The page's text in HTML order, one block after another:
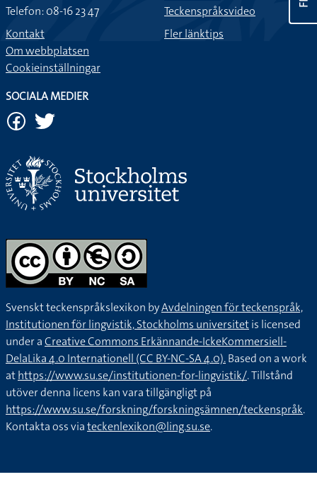
Telefon: 08-16 23 47
Kontakt
Om webbplatsen
Cookieinställningar
Teckenspråksvideo
Fler länktips
SOCIALA MEDIER
Svenskt teckenspråkslexikon byAvdelningen för teckenspråk,
Institutionen för lingvistik, Stockholms universitetis licensed
under aCreative Commons Erkännande-IckeKommersiell-
DelaLika 4.0 Internationell (CC BY-NC-SA 4.0).Based on a work
athttps://www.su.se/institutionen-for-lingvistik/. Tillstånd
utöver denna licens kan vara tillgängligt på
https://www.su.se/forskning/forskningsämnen/teckenspråk.
Kontakta oss viateckenlexikon@ling.su.se.